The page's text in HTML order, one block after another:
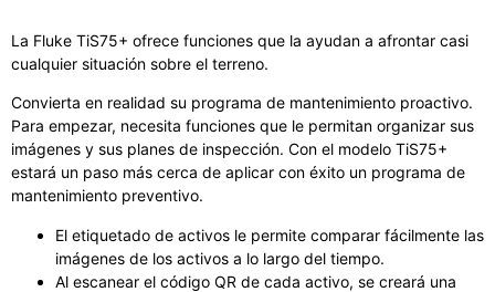
La Fluke TiS75+ ofrece funciones que la ayudan a afrontar casi
cualquier situación sobre el terreno.
Convierta en realidad su programa de mantenimiento proactivo.
Para empezar, necesita funciones que le permitan organizar sus
imágenes y sus planes de inspección. Con el modelo TiS75+
estará un paso más cerca de aplicar con éxito un programa de
mantenimiento preventivo.
El etiquetado de activos le permite comparar fácilmente las
imágenes de los activos a lo largo del tiempo.
Al escanear el código QR de cada activo, se creará una